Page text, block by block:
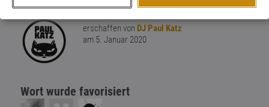
erschaffen von DJ Paul Katz
am 5. Januar 2020
Wort wurde favorisiert